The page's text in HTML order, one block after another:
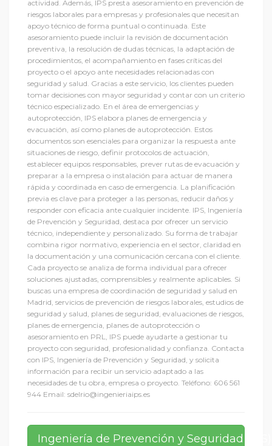
actividad. Además, IPS presta asesoramiento en prevención de
riesgos laborales para empresas y profesionales que necesitan
apoyo técnico de forma puntual o continuada. Este
asesoramiento puede incluir la revisión de documentación
preventiva, la resolución de dudas técnicas, la adaptación de
procedimientos, el acompañamiento en fases críticas del
proyecto o el apoyo ante necesidades relacionadas con
seguridad y salud. Gracias a este servicio, los clientes pueden
tomar decisiones con mayor seguridad y contar con un criterio
técnico especializado. En el área de emergencias y
autoprotección, IPS elabora planes de emergencia y
evacuación, así como planes de autoprotección. Estos
documentos son esenciales para organizar la respuesta ante
situaciones de riesgo, definir protocolos de actuación,
establecer equipos responsables, prever rutas de evacuación y
preparar a la empresa o instalación para actuar de manera
rápida y coordinada en caso de emergencia. La planificación
previa es clave para proteger a las personas, reducir daños y
responder con eficacia ante cualquier incidente. IPS, Ingeniería
de Prevención y Seguridad, destaca por ofrecer un servicio
técnico, independiente y personalizado. Su forma de trabajar
combina rigor normativo, experiencia en el sector, claridad en
la documentación y una comunicación cercana con el cliente.
Cada proyecto se analiza de forma individual para ofrecer
soluciones ajustadas, comprensibles y realmente aplicables. Si
buscas una empresa de coordinación de seguridad y salud en
Madrid, servicios de prevención de riesgos laborales, estudios de
seguridad y salud, planes de seguridad, evaluaciones de riesgos,
planes de emergencia, planes de autoprotección o
asesoramiento en PRL, IPS puede ayudarte a gestionar tu
proyecto con seguridad, profesionalidad y confianza. Contacta
con IPS, Ingeniería de Prevención y Seguridad, y solicita
información para recibir un servicio adaptado a las
necesidades de tu obra, empresa o proyecto. Teléfono: 606 561
944 Email: sdelrio@ingenieriaips.es
Ingeniería de Prevención y Seguridad (IPS)